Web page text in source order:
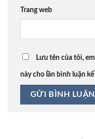
Trang web
Lưu tên của tôi,
này cho lần bình luận